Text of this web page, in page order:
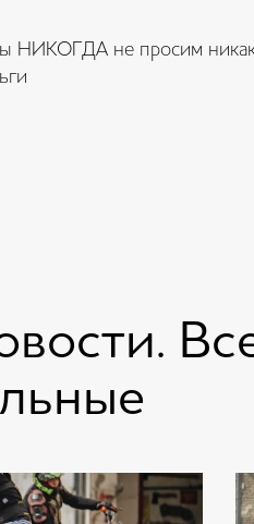
НИКОГДА не просим